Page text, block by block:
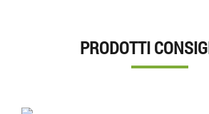
PRODOTTI